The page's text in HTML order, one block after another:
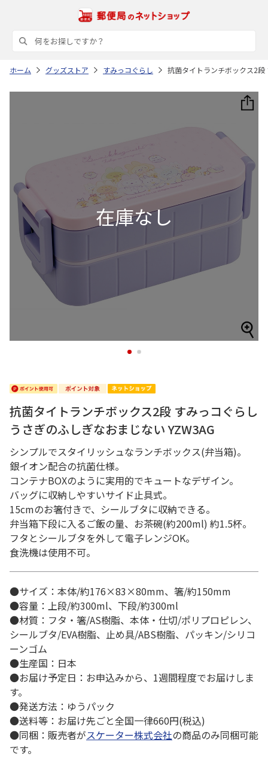
ホーム グッズストア すみっコぐらし 抗菌タイトランチボックス2
1 2
抗菌タイトランチボックス2段 すみっコぐらし
うさぎのふしぎなおまじない YZW3AG
シンプルでスタイリッシュなランチボックス(弁当箱)。
銀イオン配合の抗菌仕様。
コンテナBOXのように実用的でキュートなデザイン。
バッグに収納しやすいサイド止具式。
15cmのお箸付きで、シールブタに収納できる。
弁当箱下段に入るご飯の量、お茶碗(約200ml) 約1.5杯。
フタとシールブタを外して電子レンジOK。
食洗機は使用不可。
●サイズ：本体/約176×83×80mm、箸/約150mm
●容量：上段/約300ml、下段/約300ml
●材質：フタ・箸/AS樹脂、本体・仕切/ポリプロピレン、
シールブタ/EVA樹脂、止め具/ABS樹脂、パッキン/シリコ
ーンゴム
●生産国：日本
●お届け予定日：お申込みから、1週間程度でお届けしま
す。
●発送方法：ゆうパック
●送料等：お届け先ごと全国一律660円(税込)
●同梱：販売者がスケーター株式会社の商品のみ同梱可能
です。